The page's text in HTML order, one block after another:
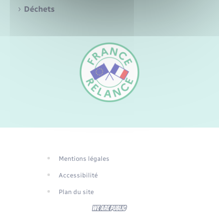
Traduction du
DE
Déchets
Mentions légales
Accessibilité
Plan du site